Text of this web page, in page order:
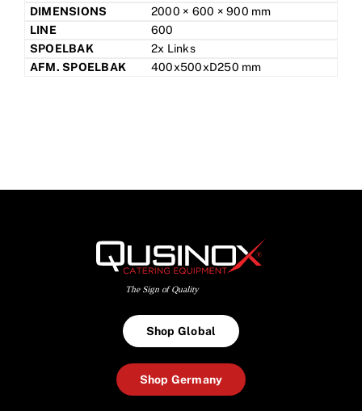
2000 × 600 × 900 mm
600
2x Links
400x500xD250 mm
Shop Global
Shop Germany